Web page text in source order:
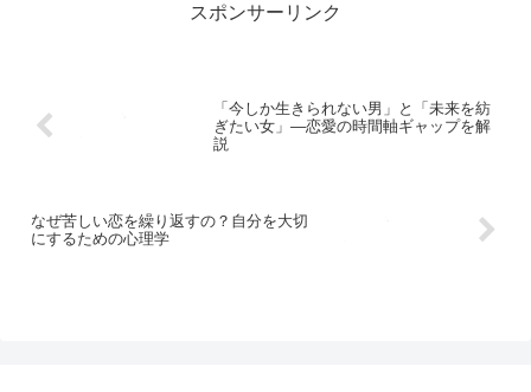
スポンサーリンク
「今しか生きられない男」と「未来を紡
ぎたい女」—恋愛の時間軸ギャップを解
説
なぜ苦しい恋を繰り返すの？自分を大切
にするための心理学